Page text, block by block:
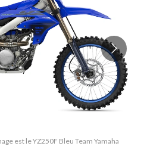
est le YZ250F Bleu Team Yamaha